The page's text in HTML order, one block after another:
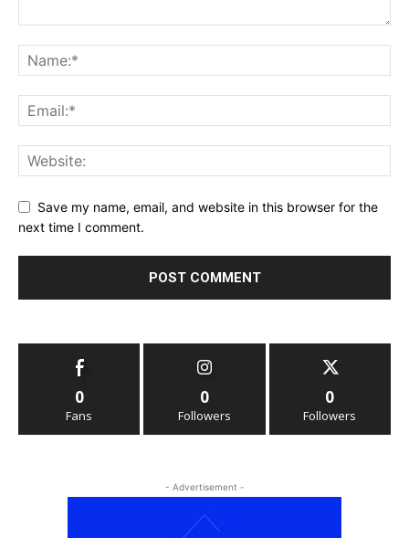
Save my name, email, and website in this browser for the
next time I comment.
0
Fans
0
Followers
0
Followers
- Advertisement -